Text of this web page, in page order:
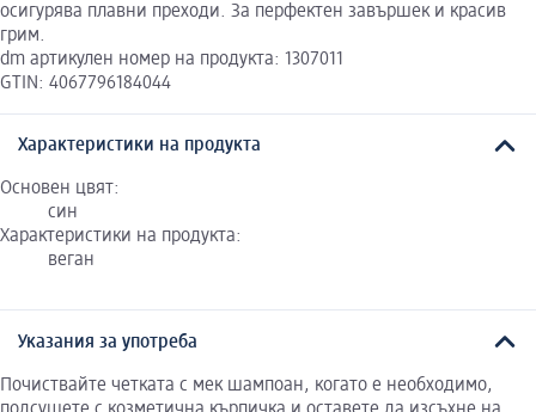
осигурява плавни преходи. За перфектен завършек и красив
грим.
dm артикулен номер на продукта: 1307011
GTIN: 4067796184044
Характеристики на продукта
Основен цвят:
син
Характеристики на продукта:
веган
Указания за употреба
Почиствайте четката с мек шампоан, когато е необходимо,